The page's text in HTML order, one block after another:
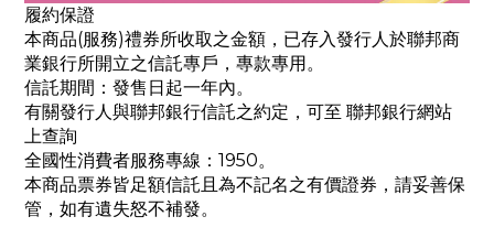
履約保證
本商品(服務)禮券所收取之金額，已存入發行人於聯邦商
業銀行所開立之信託專戶，專款專用。
信託期間：發售日起一年內。
有關發行人與聯邦銀行信託之約定，可至 聯邦銀行網站
上查詢
全國性消費者服務專線：1950。
本商品票券皆足額信託且為不記名之有價證券，請妥善保
管，如有遺失怒不補發。